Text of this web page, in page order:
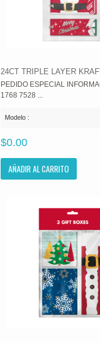
24CT TRIPLE LAYER
PEDIDO ESPECIAL
1768 7528 ...
Modelo :
$0.00
AÑADIR AL CARRITO